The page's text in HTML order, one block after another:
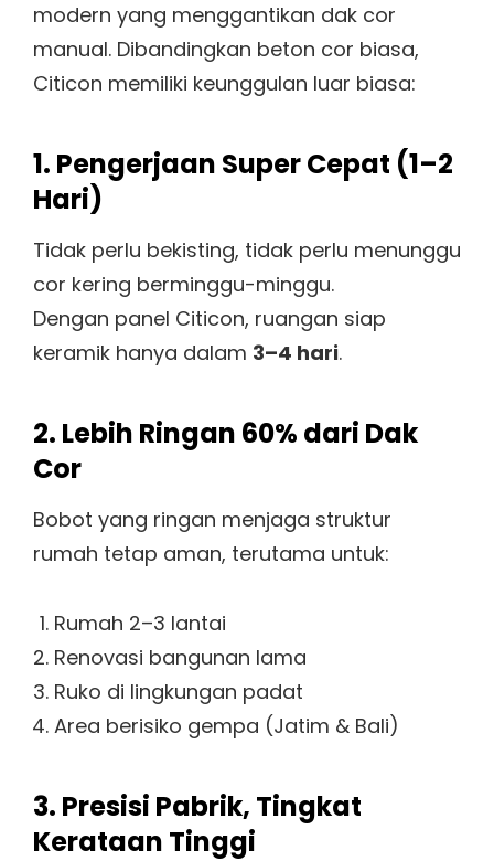
modern yang menggantikan dak cor
manual. Dibandingkan beton cor biasa,
Citicon memiliki keunggulan luar biasa:
1. Pengerjaan Super Cepat (1–2
Hari)
Tidak perlu bekisting, tidak perlu menunggu
cor kering berminggu-minggu.
Dengan panel Citicon, ruangan siap
keramik hanya dalam 3–4 hari.
2. Lebih Ringan 60% dari Dak
Cor
Bobot yang ringan menjaga struktur
rumah tetap aman, terutama untuk:
Rumah 2–3 lantai
Renovasi bangunan lama
Ruko di lingkungan padat
Area berisiko gempa (Jatim & Bali)
3. Presisi Pabrik, Tingkat
Kerataan Tinggi